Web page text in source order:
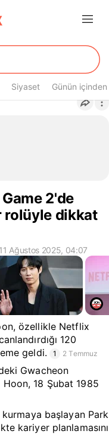
Siyaset Günün içinden
2'de
rolüyle dikkat
Ağustos 2025, 04:07
özellikle Netflix
120
geldi.
1 2 Temmuz
Gwacheon
18 Şubat 1985
başlayan Park
kariyer planlamasını